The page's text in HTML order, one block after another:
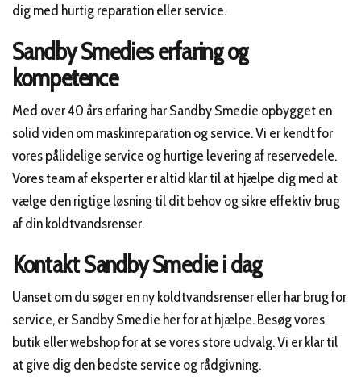
dig med hurtig reparation eller service.
Sandby Smedies erfaring og
kompetence
Med over 40 års erfaring har Sandby Smedie opbygget en
solid viden om maskinreparation og service. Vi er kendt for
vores pålidelige service og hurtige levering af reservedele.
Vores team af eksperter er altid klar til at hjælpe dig med at
vælge den rigtige løsning til dit behov og sikre effektiv brug
af din koldtvandsrenser.
Kontakt Sandby Smedie i dag
Uanset om du søger en ny koldtvandsrenser eller har brug for
service, er Sandby Smedie her for at hjælpe. Besøg vores
butik eller webshop for at se vores store udvalg. Vi er klar til
at give dig den bedste service og rådgivning.